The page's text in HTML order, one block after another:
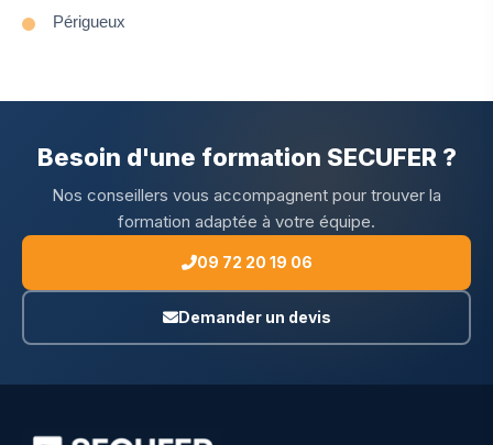
Périgueux
Besoin d'une formation SECUFER ?
Nos conseillers vous accompagnent pour trouver la
formation adaptée à votre équipe.
09 72 20 19 06
Demander un devis